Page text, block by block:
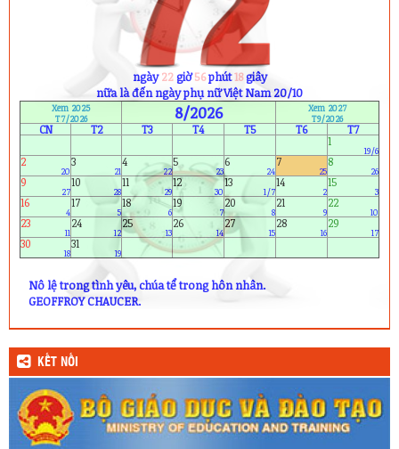
Sinh nhật ngày mai (9/8) :
1) Phạm Dạ Thảo (11A4)
2) Kiều Thị Xuân Thư (12A2)
3) Ngô Xuân Khoa (12A8)
4) Phạm Trung Nguyên (12A10)
ngày22giờ56phút17giây
nữa là đến ngày phụ nữ Việt Nam 20/10
Xem 2025
T7/2026
8/2026
Xem 2027
T9/2026
CN T2 T3 T4 T5 T6
T7
1
19/6
2
20
3
21
4
22
5
23
6
24
7
25
8
26
9
27
10
28
11
29
12
30
13
1/7
14
2
15
3
16
4
17
5
18
6
19
7
20
8
21
9
22
10
23
11
24
12
25
13
26
14
27
15
28
16
29
17
30
18
31
19
Nô lệ trong tình yêu, chúa tể trong hôn nhân.
GEOFFROY CHAUCER.
KẾT NỐI